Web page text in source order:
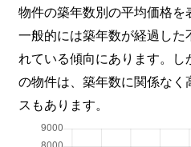
向洋町中
1,500万円
向洋町中
1,900万円
向洋町中
向洋町中
2,100万円
物件の築年数別の平均価格を
一般的には築年数が経過し
れている傾向にあります。
の物件は、築年数に関係な
スもあります。